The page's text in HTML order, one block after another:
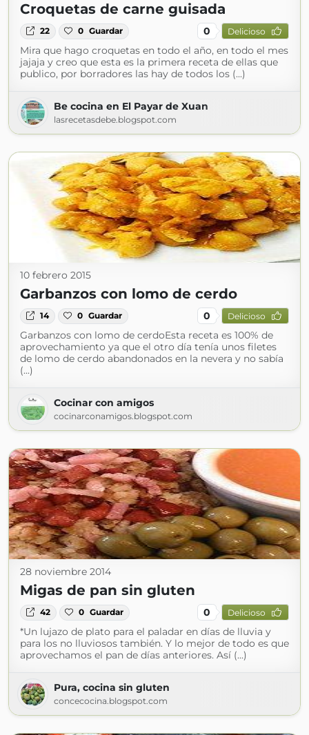
Croquetas de carne guisada
22 0 Guardar 0 Delicioso
Mira que hago croquetas en todo el año, en todo el mes
jajaja y creo que esta es la primera receta de ellas que
publico, por borradores las hay de todos los (...)
Be cocina en El Payar de Xuan
lasrecetasdebe.blogspot.com
10 febrero 2015
Garbanzos con lomo de cerdo
14 0 Guardar 0 Delicioso
Garbanzos con lomo de cerdoEsta receta es 100% de
aprovechamiento ya que el otro día tenía unos filetes
de lomo de cerdo abandonados en la nevera y no sabía
(...)
Cocinar con amigos
cocinarconamigos.blogspot.com
28 noviembre 2014
Migas de pan sin gluten
42 0 Guardar 0 Delicioso
*Un lujazo de plato para el paladar en días de lluvia y
para los no lluviosos también. Y lo mejor de todo es que
aprovechamos el pan de días anteriores. Así (...)
Pura, cocina sin gluten
concecocina.blogspot.com